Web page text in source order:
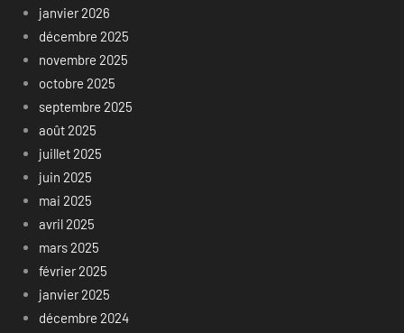
janvier 2026
décembre 2025
novembre 2025
octobre 2025
septembre 2025
août 2025
juillet 2025
juin 2025
mai 2025
avril 2025
mars 2025
février 2025
janvier 2025
décembre 2024